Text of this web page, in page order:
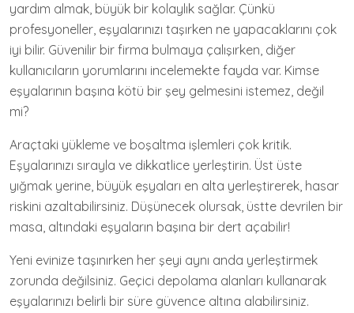
yardım almak, büyük bir kolaylık sağlar. Çünkü
profesyoneller, eşyalarınızı taşırken ne yapacaklarını çok
iyi bilir. Güvenilir bir firma bulmaya çalışırken, diğer
kullanıcıların yorumlarını incelemekte fayda var. Kimse
eşyalarının başına kötü bir şey gelmesini istemez, değil
mi?
Araçtaki yükleme ve boşaltma işlemleri çok kritik.
Eşyalarınızı sırayla ve dikkatlice yerleştirin. Üst üste
yığmak yerine, büyük eşyaları en alta yerleştirerek, hasar
riskini azaltabilirsiniz. Düşünecek olursak, üstte devrilen bir
masa, altındaki eşyaların başına bir dert açabilir!
Yeni evinize taşınırken her şeyi aynı anda yerleştirmek
zorunda değilsiniz. Geçici depolama alanları kullanarak
eşyalarınızı belirli bir süre güvence altına alabilirsiniz.